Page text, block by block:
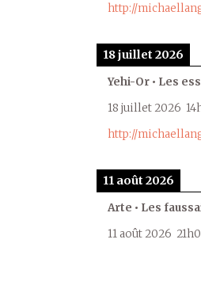
http://
18 juillet 2026
Yehi-Or • Les
18 juillet 2026
http://
11 août 2026
Arte • Les
11 août 2026